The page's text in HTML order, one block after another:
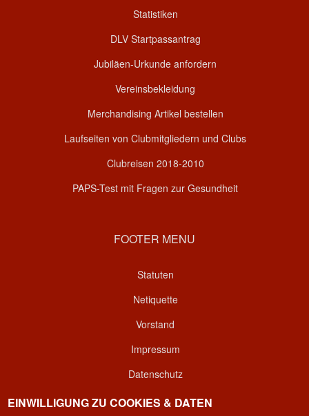
Statistiken
DLV Startpassantrag
Jubiläen-Urkunde anfordern
Vereinsbekleidung
Merchandising Artikel bestellen
Laufseiten von Clubmitgliedern und Clubs
Clubreisen 2018-2010
PAPS-Test mit Fragen zur Gesundheit
FOOTER MENU
Statuten
Netiquette
Vorstand
Impressum
Datenschutz
Kontakt
EINWILLIGUNG ZU COOKIES & DATEN